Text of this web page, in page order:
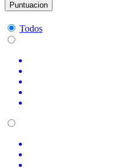
Puntuacion
Todos